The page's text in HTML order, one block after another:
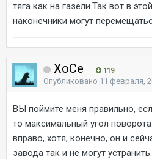
тяга как на газели.Так вот в
наконечники могут
ХоСе 119
Опубликовано 11 февраля,
ВЫ поймите меня правильно,
то максимальный угол
вправо, хотя, конечно, он и
завода так и не могут